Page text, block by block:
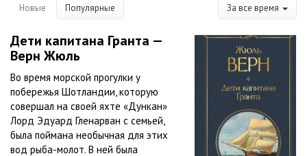
Новые Популярные За все время
Дети капитана Гранта —
Верн Жюль
Во время морской прогулки у
побережья Шотландии, которую
совершал на своей яхте «Дункан»
Лорд Эдуард Гленарван с семьей,
была поймана необычная для этих
вод рыба-молот. В ней была